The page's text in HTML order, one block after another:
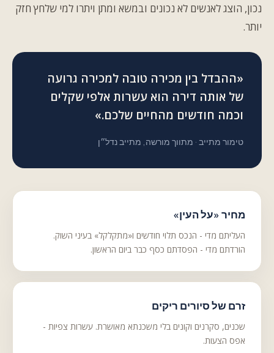
נכון, הוצג לאנשים לא נכונים ובמשא ומתן ויתרו למי שלחץ חזק
יותר.
«ההבדל בין מכירה טובה למכירה גרועה
של אותה דירה הוא עשרות אלפי שקלים
וכמה חודשים מהחיים שלכם.»
טימור מתייב · מתווך מורשה, מתייב נדל״ן
מחיר «על העין»
העליתם מדי - הנכס תלוי חודשים ו«מתקלקל» בעיני השוק.
הורדתם מדי - הפסדתם כסף כבר ביום הראשון.
זרם של סיורים ריקים
שכנים, סקרנים וקונים בלי משכנתא מאושרת. עשרות צפיות -
אפס הצעות.